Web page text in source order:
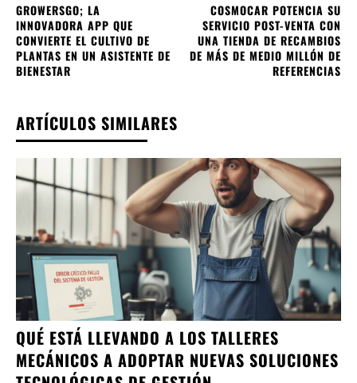
GROWERSGO; LA
INNOVADORA APP QUE
CONVIERTE EL CULTIVO DE
PLANTAS EN UN ASISTENTE DE
BIENESTAR
COSMOCAR POTENCIA SU
SERVICIO POST-VENTA CON
UNA TIENDA DE RECAMBIOS
DE MÁS DE MEDIO MILLÓN DE
REFERENCIAS
ARTÍCULOS SIMILARES
QUÉ ESTÁ LLEVANDO A LOS TALLERES
MECÁNICOS A ADOPTAR NUEVAS SOLUCIONES